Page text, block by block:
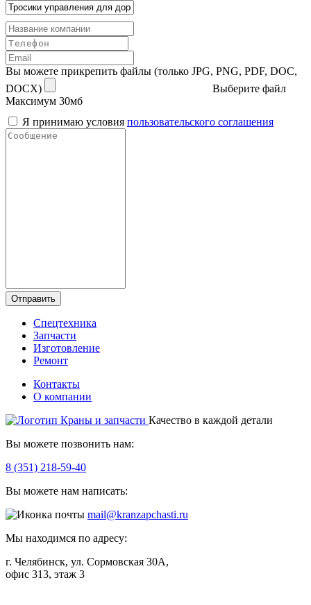
Вы можете прикрепить файлы (только JPG, PNG, PDF, DOC,
DOCX)
Выберите файл
Максимум 30мб
Я принимаю условия пользовательского соглашения
Отправить
Спецтехника
Запчасти
Изготовление
Ремонт
Контакты
О компании
Качество в каждой детали
Вы можете позвонить нам:
8 (351) 218-59-40
Вы можете нам написать:
mail@kranzapchasti.ru
Мы находимся по адресу:
г. Челябинск, ул. Сормовская 30А,
офис 313, этаж 3